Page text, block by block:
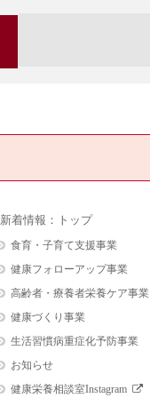
新着情報：トップ
食育・子育て支援事業
健康フォローアップ事業
高齢者・療養者栄養ケア事業
健康づくり事業
生活習慣病重症化予防事業
お知らせ
健康栄養相談室Instagram